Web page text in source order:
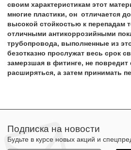
своим характеристикам этот
многие пластики, он отличается
высокой стойкостью к перепадам
отличными антикоррозийными
трубопровода, выполненные из
безотказно прослужат весь срок
замерзшая в фитинге, не повредит
расширяться, а затем принимать
Подписка на новости
Будьте в курсе новых акций и